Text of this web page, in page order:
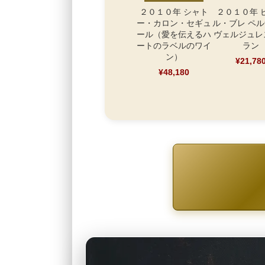
２０１０年 シャト
ー・カロン・セギュ
ール（愛を伝えるハ
ートのラベルのワイ
ン）
¥48,180
２０１０年
ル・ブレ ペ
ヴェルジュ
ラン